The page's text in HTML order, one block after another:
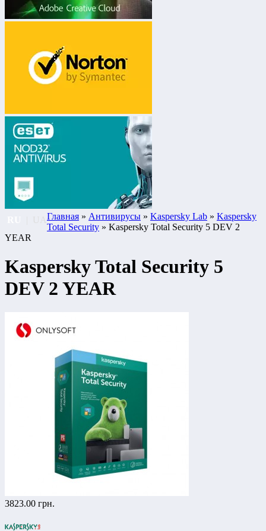
Главная » Антивирусы » Kaspersky Lab » Kaspersky
Total Security » Kaspersky Total Security 5 DEV 2
YEAR
Kaspersky Total Security 5
DEV 2 YEAR
3823.00 грн.